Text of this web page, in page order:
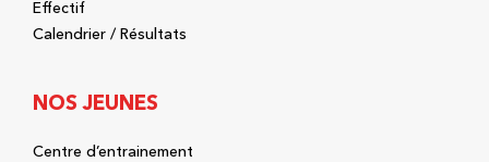
Effectif
Calendrier / Résultats
NOS JEUNES
Centre d’entrainement